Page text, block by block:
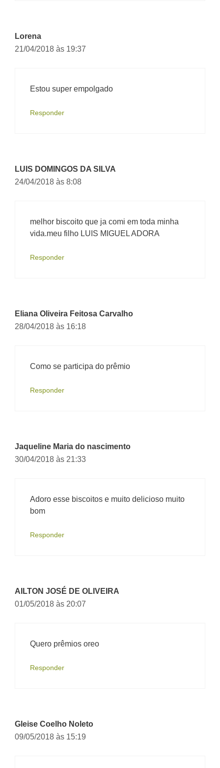
Lorena
21/04/2018 às 19:37
Estou super empolgado
Responder
LUIS DOMINGOS DA SILVA
24/04/2018 às 8:08
melhor biscoito que ja comi em toda minha
vida.meu filho LUIS MIGUEL ADORA
Responder
Eliana Oliveira Feitosa Carvalho
28/04/2018 às 16:18
Como se participa do prêmio
Responder
Jaqueline Maria do nascimento
30/04/2018 às 21:33
Adoro esse biscoitos e muito delicioso muito
bom
Responder
AILTON JOSÉ DE OLIVEIRA
01/05/2018 às 20:07
Quero prêmios oreo
Responder
Gleise Coelho Noleto
09/05/2018 às 15:19